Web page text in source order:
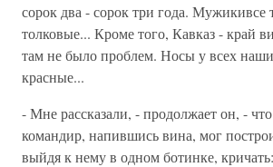
сорок два - сорок три года. Мужикивсе
толковые... Кроме того, Кавказ - край
там не было проблем. Носы у всех
красные...
- Мне рассказали, - продолжает он, -
командир, напившись вина, мог
выйдя к нему в одном ботинке,